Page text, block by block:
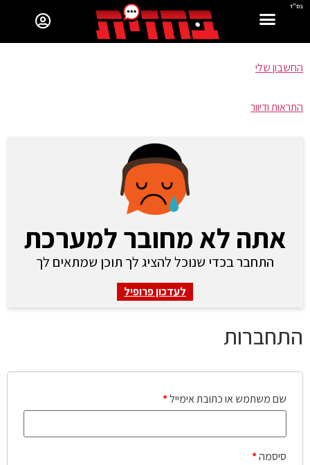
בס"ד
החשבון שלי
התראות ודיוור
אתה לא מחובר למערכת
התחבר בכדי שנוכל להציג לך תוכן שמתאים לך
לעדכון פרופיל
התחברות
שם משתמש או כתובת אימייל*
סיסמה*